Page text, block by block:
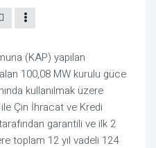
(KAP) yapılan
100,08 MW kurulu güce
kullanılmak üzere
Çin İhracat ve Kredi
garantili ve ilk 2
toplam 12 yıl vadeli 124